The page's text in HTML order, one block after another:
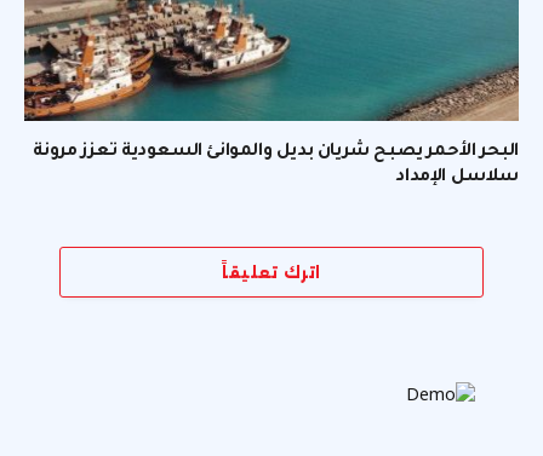
البحر الأحمر يصبح شريان بديل والموانئ السعودية تعزز مرونة
سلاسل الإمداد
اترك تعليقاً